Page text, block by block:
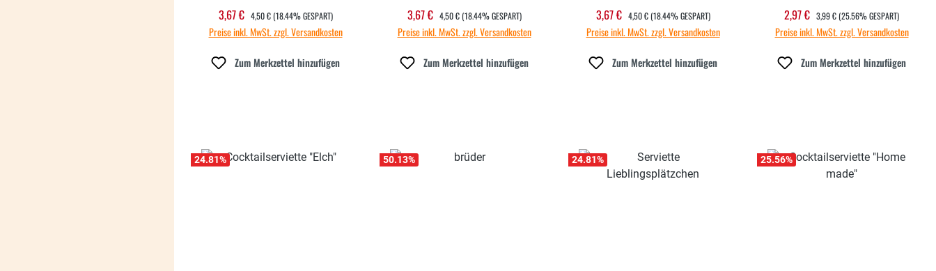
Verkaufspreis:
3,67 € REGULÄRER PREIS:
4,50 € (18.44% GESPART)
Preise inkl. MwSt. zzgl. Versandkosten
Zum Merkzettel hinzufügen
Verkaufspreis:
3,67 € REGULÄRER PREIS:
4,50 € (18.44% GESPART)
Preise inkl. MwSt. zzgl. Versandkosten
Zum Merkzettel hinzufügen
Verkaufspreis:
3,67 € REGULÄRER PREIS:
4,50 € (18.44% GESPART)
Preise inkl. MwSt. zzgl. Versandkosten
Zum Merkzettel hinzufügen
Verkaufspreis:
2,97 € REGULÄRER PREIS:
3,99 €(25.56% GESPART)
Preise inkl. MwSt. zzgl. Versandkosten
Zum Merkzettel hinzufügen
24.81% 50.13% 24.81% 25.56%